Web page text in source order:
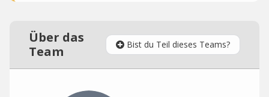
Über das
Team
Bist du Teil dieses Teams?